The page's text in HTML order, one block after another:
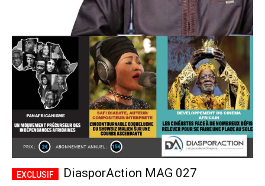
DiasporAction MAG 027